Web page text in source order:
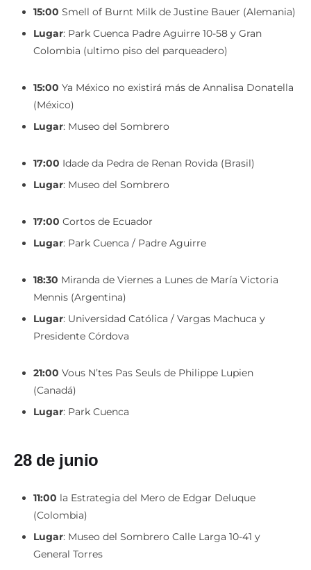
15:00 Smell of Burnt Milk de Justine Bauer (Alemania)
Lugar: Park Cuenca Padre Aguirre 10-58 y Gran
Colombia (ultimo piso del parqueadero)
15:00 Ya México no existirá más de Annalisa Donatella
(México)
Lugar: Museo del Sombrero
17:00 Idade da Pedra de Renan Rovida (Brasil)
Lugar: Museo del Sombrero
17:00 Cortos de Ecuador
Lugar: Park Cuenca / Padre Aguirre
18:30 Miranda de Viernes a Lunes de María Victoria
Mennis (Argentina)
Lugar: Universidad Católica / Vargas Machuca y
Presidente Córdova
21:00 Vous N’tes Pas Seuls de Philippe Lupien
(Canadá)
Lugar: Park Cuenca
28 de junio
11:00 la Estrategia del Mero de Edgar Deluque
(Colombia)
Lugar: Museo del Sombrero Calle Larga 10-41 y
General Torres